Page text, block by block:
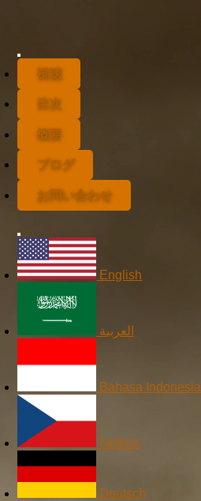
視聴
目次
概要
ブログ
お問い合わせ
English
العربية
Bahasa Indonesia
čeština
Deutsch